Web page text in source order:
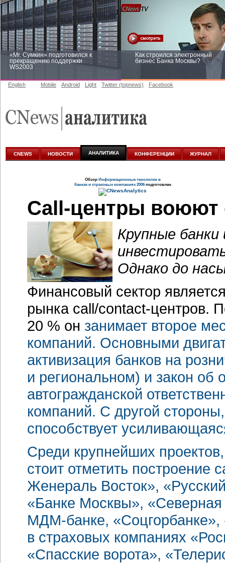
«Mr. Сумкин» подготовился к
прекращению поддержки
WS2003
Как строился электронный
бизнес Банка Москвы?
аналитике
English Mobile Android Light Twitter (topnews) Facebook
CNEWS НОВОСТИ АНАЛИТИКА КОНФЕРЕНЦИИ ЖУРНАЛ
Обзор Информационные тенологии в
банках и страховых компаниях 2006подготовлен
Call-центры воюют
Крупные
Однако до
Финансовый сектор
рынка call/contact-центров.
20 % он занимает второе
компаний. Основными
активизация банков на
и региональном) и закон об
автогражданской
компаний. С другой
способствует
Среди крупнейших
стоит отметить построение
Женераль Восток»,
«Банке Москвы»,
МДМ-банке,
в страховых компаниях
«Спасские ворота»,